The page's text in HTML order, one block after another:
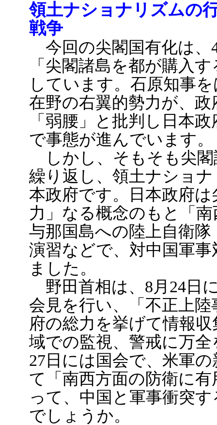
領土ナショナリズムの
戦争
今回の尖閣国有化は、
「尖閣諸島を都が購入
しています。石原知事
在野の右翼的勢力が、
「弱腰」と批判し日本
で事態が進んでいます。
しかし、そもそも尖閣
繰り返し、領土ナショ
本政府です。日本政府
力」なる概念のもと「
与那国島への陸上自衛
演習などで、対中国軍
ました。
野田首相は、8月24日
会見を行い、「不正上
府の総力を挙げて情報
域での監視、警戒に万
27日には国会で、米軍
て「南西方面の防衛に
って、中国と軍事衝突
でしょうか。